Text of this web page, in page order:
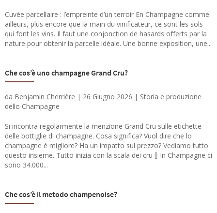
Cuvée parcellaire : l’empreinte d’un terroir En Champagne comme
ailleurs, plus encore que la main du vinificateur, ce sont les sols
qui font les vins. Il faut une conjonction de hasards offerts par la
nature pour obtenir la parcelle idéale. Une bonne exposition, une...
Che cos’è uno champagne Grand Cru?
da Benjamin Cherrière | 26 Giugno 2026 | Storia e produzione
dello Champagne
Si incontra regolarmente la menzione Grand Cru sulle etichette
delle bottiglie di champagne. Cosa significa? Vuol dire che lo
champagne è migliore? Ha un impatto sul prezzo? Vediamo tutto
questo insieme. Tutto inizia con la scala dei cru 🍾 In Champagne ci
sono 34.000...
Che cos’è il metodo champenoise?